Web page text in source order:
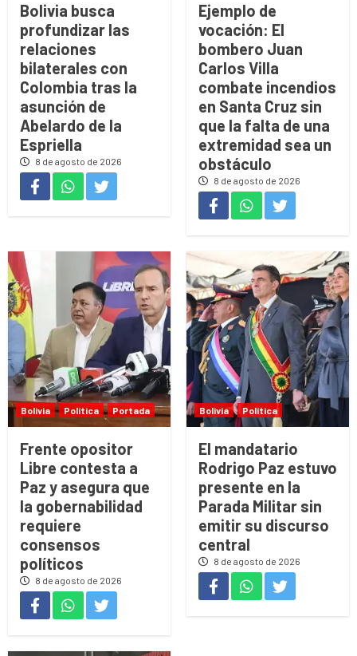
Bolivia busca
profundizar las
relaciones
bilaterales con
Colombia tras la
asunción de
Abelardo de la
Espriella
8 de agosto de 2026
Ejemplo de
vocación: El
bombero Juan
Carlos Villa
combate incendios
en Santa Cruz sin
que la falta de una
extremidad sea un
obstáculo
8 de agosto de 2026
Bolivia Política Portada
Frente opositor
Libre contesta a
Paz y asegura que
la gobernabilidad
requiere
consensos
políticos
8 de agosto de 2026
Bolivia Política
El mandatario
Rodrigo Paz estuvo
presente en la
Parada Militar sin
emitir su discurso
central
8 de agosto de 2026